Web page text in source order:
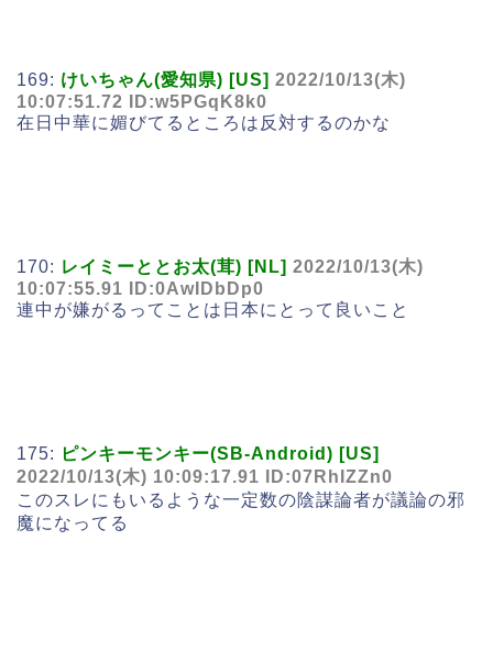
169: けいちゃん(愛知県) [US] 2022/10/13(木)
10:07:51.72 ID:w5PGqK8k0
在日中華に媚びてるところは反対するのかな
170: レイミーととお太(茸) [NL] 2022/10/13(木)
10:07:55.91 ID:0AwIDbDp0
連中が嫌がるってことは日本にとって良いこと
175: ピンキーモンキー(SB-Android) [US]
2022/10/13(木) 10:09:17.91 ID:07RhIZZn0
このスレにもいるような一定数の陰謀論者が議論の邪
魔になってる